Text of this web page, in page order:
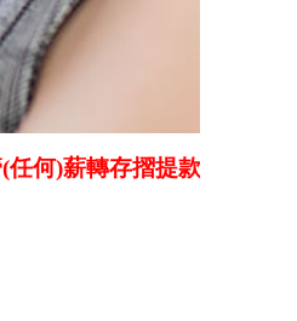
轉存摺提款卡 北中南全省